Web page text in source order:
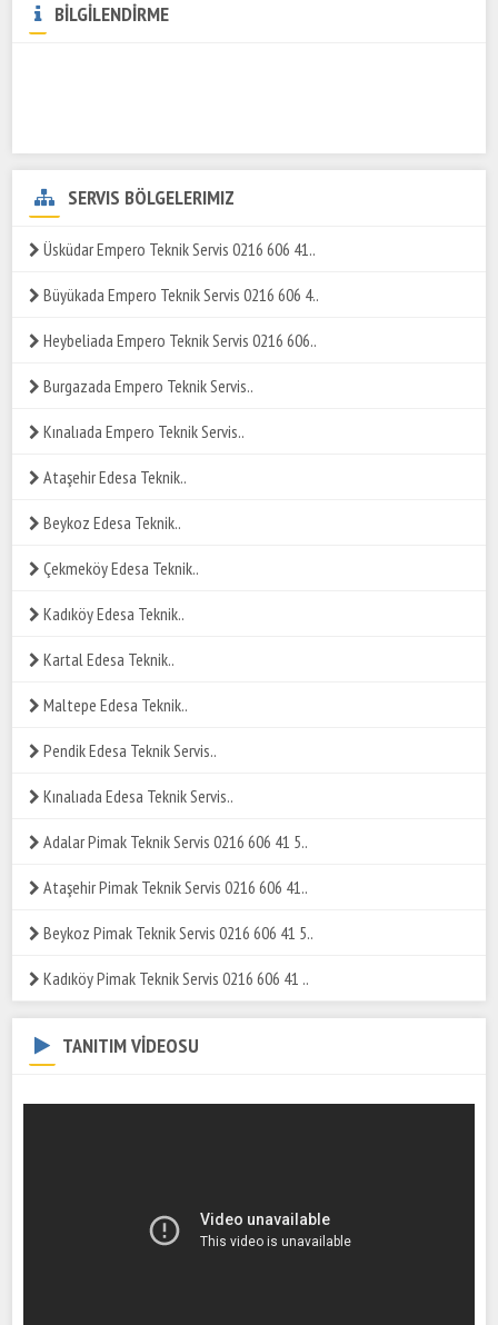
BİLGİLENDİRME
SERVIS BÖLGELERIMIZ
Üsküdar Empero Teknik Servis 0216 606 41..
Büyükada Empero Teknik Servis 0216 606 4..
Heybeliada Empero Teknik Servis 0216 606..
Burgazada Empero Teknik Servis..
Kınalıada Empero Teknik Servis..
Ataşehir Edesa Teknik..
Beykoz Edesa Teknik..
Çekmeköy Edesa Teknik..
Kadıköy Edesa Teknik..
Kartal Edesa Teknik..
Maltepe Edesa Teknik..
Pendik Edesa Teknik Servis..
Kınalıada Edesa Teknik Servis..
Adalar Pimak Teknik Servis 0216 606 41 5..
Ataşehir Pimak Teknik Servis 0216 606 41..
Beykoz Pimak Teknik Servis 0216 606 41 5..
Kadıköy Pimak Teknik Servis 0216 606 41 ..
TANITIM VİDEOSU